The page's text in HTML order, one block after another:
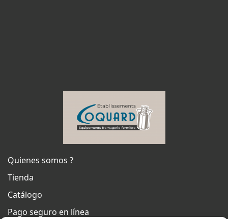
Quienes somos ?
Tienda
Catálogo
Pago seguro en línea